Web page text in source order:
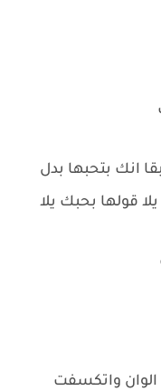
انك بتحبها بدل
قولها بحبك يلا
واتكسفت